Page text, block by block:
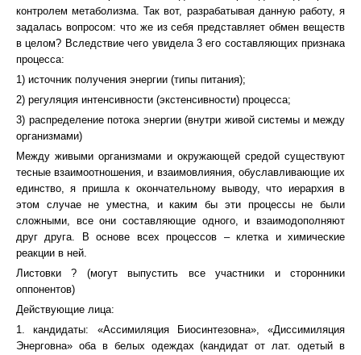
контролем метаболизма. Так вот, разрабатывая данную работу, я
задалась вопросом: что же из себя представляет обмен веществ
в целом? Вследствие чего увидела 3 его составляющих признака
процесса:
1) источник получения энергии (типы питания);
2) регуляция интенсивности (экстенсивности) процесса;
3) распределение потока энергии (внутри живой системы и между
организмами)
Между живыми организмами и окружающей средой существуют
тесные взаимоотношения, и взаимовлияния, обуславливающие их
единство, я пришла к окончательному выводу, что иерархия в
этом случае не уместна, и каким бы эти процессы не были
сложными, все они составляющие одного, и взаимодополняют
друг друга. В основе всех процессов – клетка и химические
реакции в ней.
Листовки ? (могут выпустить все участники и сторонники
оппонентов)
Действующие лица:
1. кандидаты: «Ассимиляция Биосинтезовна», «Диссимиляция
Энерговна» оба в белых одеждах (кандидат от лат. одетый в